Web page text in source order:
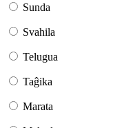
Sunda
Svahila
Telugua
Taĝika
Marata